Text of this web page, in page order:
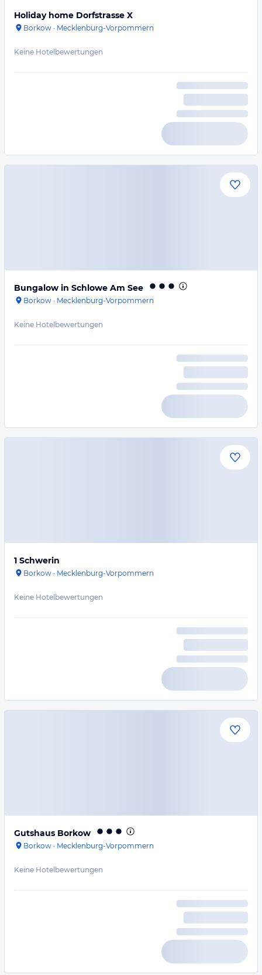
Holiday home Dorfstrasse X
Borkow · Mecklenburg-Vorpommern
Keine Hotelbewertungen
Bungalow in Schlowe Am See
Borkow · Mecklenburg-Vorpommern
Keine Hotelbewertungen
1 Schwerin
Borkow · Mecklenburg-Vorpommern
Keine Hotelbewertungen
Gutshaus Borkow
Borkow · Mecklenburg-Vorpommern
Keine Hotelbewertungen